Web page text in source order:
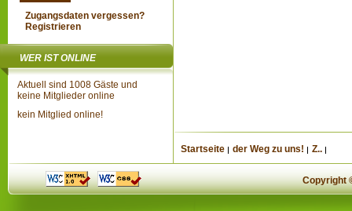
Zugangsdaten vergessen?
Registrieren
WER IST ONLINE
Aktuell sind 1008 Gäste und
keine Mitglieder online
kein Mitglied online!
Startseite der Weg zu uns! Z..
Copyright